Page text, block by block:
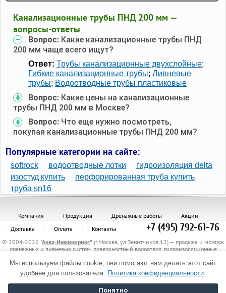
Канализационные трубы ПНД 200 мм —
вопросы-ответы
Вопрос: Какие канализационные трубы ПНД
200 мм чаще всего ищут?
Ответ: Трубы канализационные двухслойные;
Гибкие канализационные трубы; Ливневые
трубы; Водоотводные трубы пластиковые
Вопрос: Какие цены на канализационные
трубы ПНД 200 мм в Москве?
Вопрос: Что еще нужно посмотреть,
покупая канализационные трубы ПНД 200 мм?
Популярные категории на сайте:
softrock водоотводные лотки
гидроизоляция delta
изостуд купить
перфорированная труба купить
труба sn16
Компания Продукция Дренажные работы
Акции
Доставка
Оплата Контакты +7 (495) 792-61-76
© 2004-2026 "Аква-Инжиниринг" (г.Москва, ул.Зенитчиков,12) — продажа и монтаж
дренажных и ливневых систем, поверхностный водоотвод, гидроизоляционные
для укрепления грунта, электрообогрев трубопроводов.
Политика обработки персональных данных
Мы используем файлы cookie, они помогают нам делать этот сайт
удобнее для пользователя. Политика конфиденциальности.
Понятно